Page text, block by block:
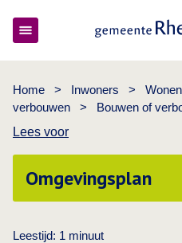
Home > Inwoners >
verbouwen
> Bouwen of
Lees voor
Omgevingsplan
Leestijd: 1 minuut